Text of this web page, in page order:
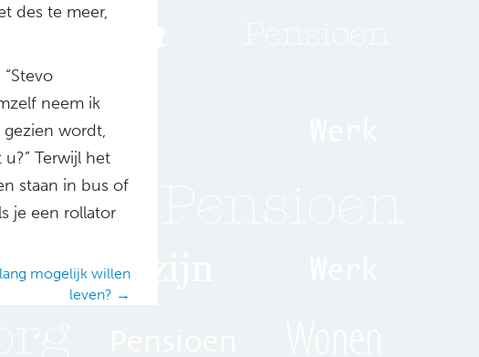
des te meer,
neem ik
gezien wordt,
Terwijl het
staan in bus of
je een rollator
mogelijk willen
leven? →